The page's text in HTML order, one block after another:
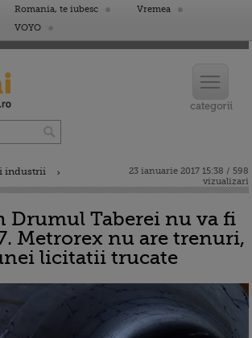
Romania, te iubesc
Vremea
VOYO
industrii
23 ianuarie 2017 15:38 / 598
vizualizari
Drumul Taberei nu va fi
Metrorex nu are trenuri,
licitatii trucate